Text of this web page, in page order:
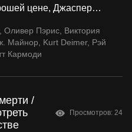
цене, Джаспер…
, Оливер Пэрис, Виктория
Майнор, Kurt Deimer, Рэй
Кармоди
/
Просмотров: 24